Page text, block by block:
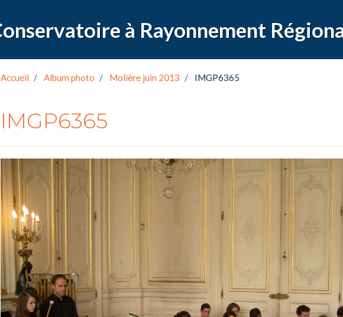
Accueil Album photo Molière juin 2013 IMGP6365
IMGP6365